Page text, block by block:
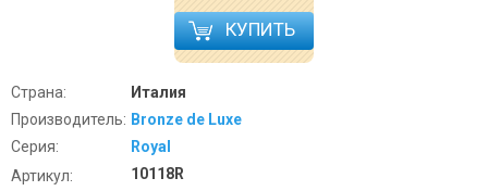
КУПИТЬ
Страна:
Италия
Производитель: Bronze de Luxe
Серия:
Royal
Артикул:
10118R